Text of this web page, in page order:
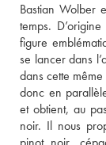
Bastian Wolber
temps.
figure
se lancer dans
dans cette
donc en
et obtient, au
noir. Il nous